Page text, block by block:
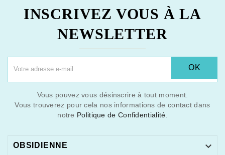
INSCRIVEZ VOUS À LA
NEWSLETTER
OK
Vous pouvez vous désinscrire à tout moment.
Vous trouverez pour cela nos informations de contact dans
notre Politique de Confidentialité.
OBSIDIENNE 